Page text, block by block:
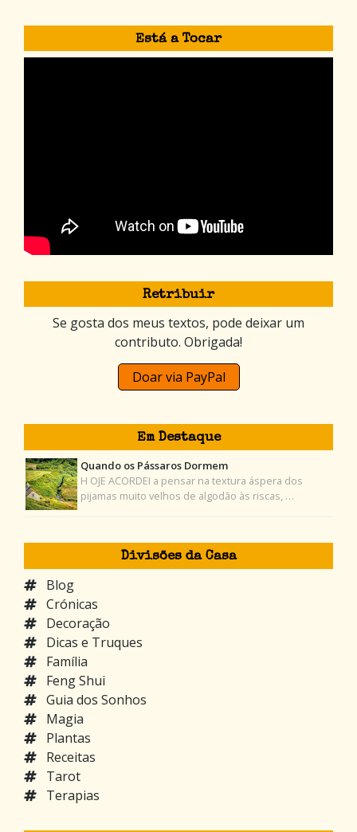
Está a Tocar
Retribuir
Se gosta dos meus textos, pode deixar um
contributo. Obrigada!
Doar via PayPal
Em Destaque
Quando os Pássaros Dormem
H OJE ACORDEI a pensar na textura áspera dos
pijamas muito velhos de algodão às riscas, …
Divisões da Casa
Blog
Crónicas
Decoração
Dicas e Truques
Família
Feng Shui
Guia dos Sonhos
Magia
Plantas
Receitas
Tarot
Terapias